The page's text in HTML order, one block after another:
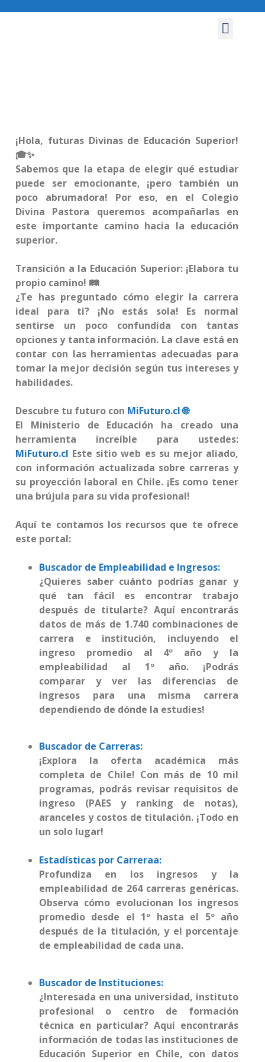
¡Hola, futuras Divinas de Educación Superior!
🎓✨
Sabemos que la etapa de elegir qué estudiar
puede ser emocionante, ¡pero también un
poco abrumadora! Por eso, en el Colegio
Divina Pastora queremos acompañarlas en
este importante camino hacia la educación
superior.
Transición a la Educación Superior: ¡Elabora tu
propio camino! 🛤️
¿Te has preguntado cómo elegir la carrera
ideal para ti? ¡No estás sola! Es normal
sentirse un poco confundida con tantas
opciones y tanta información. La clave está en
contar con las herramientas adecuadas para
tomar la mejor decisión según tus intereses y
habilidades.
Descubre tu futuro con MiFuturo.cl 🌐
El Ministerio de Educación ha creado una
herramienta increíble para ustedes:
MiFuturo.cl Este sitio web es su mejor aliado,
con información actualizada sobre carreras y
su proyección laboral en Chile. ¡Es como tener
una brújula para su vida profesional!
Aquí te contamos los recursos que te ofrece
este portal:
Buscador de Empleabilidad e Ingresos:
¿Quieres saber cuánto podrías ganar y
qué tan fácil es encontrar trabajo
después de titularte? Aquí encontrarás
datos de más de 1.740 combinaciones de
carrera e institución, incluyendo el
ingreso promedio al 4º año y la
empleabilidad al 1º año. ¡Podrás
comparar y ver las diferencias de
ingresos para una misma carrera
dependiendo de dónde la estudies!
Buscador de Carreras:
¡Explora la oferta académica más
completa de Chile! Con más de 10 mil
programas, podrás revisar requisitos de
ingreso (PAES y ranking de notas),
aranceles y costos de titulación. ¡Todo en
un solo lugar!
Estadísticas por Carreraa:
Profundiza en los ingresos y la
empleabilidad de 264 carreras genéricas.
Observa cómo evolucionan los ingresos
promedio desde el 1º hasta el 5º año
después de la titulación, y el porcentaje
de empleabilidad de cada una.
Buscador de Instituciones:
¿Interesada en una universidad, instituto
profesional o centro de formación
técnica en particular? Aquí encontrarás
información de todas las instituciones de
Educación Superior en Chile, con datos